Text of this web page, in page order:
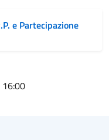
e Partecipazione